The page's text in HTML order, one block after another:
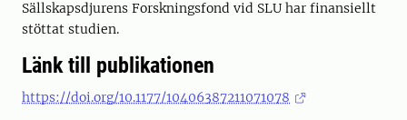
Sällskapsdjurens Forskningsfond vid SLU har finansiellt
stöttat studien.
Länk till publikationen
https://doi.org/10.1177/10406387211071078